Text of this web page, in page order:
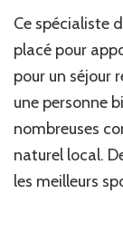
Ce spécialiste
placé pour
pour un séjour
une personne
nombreuses
naturel local.
les meilleurs